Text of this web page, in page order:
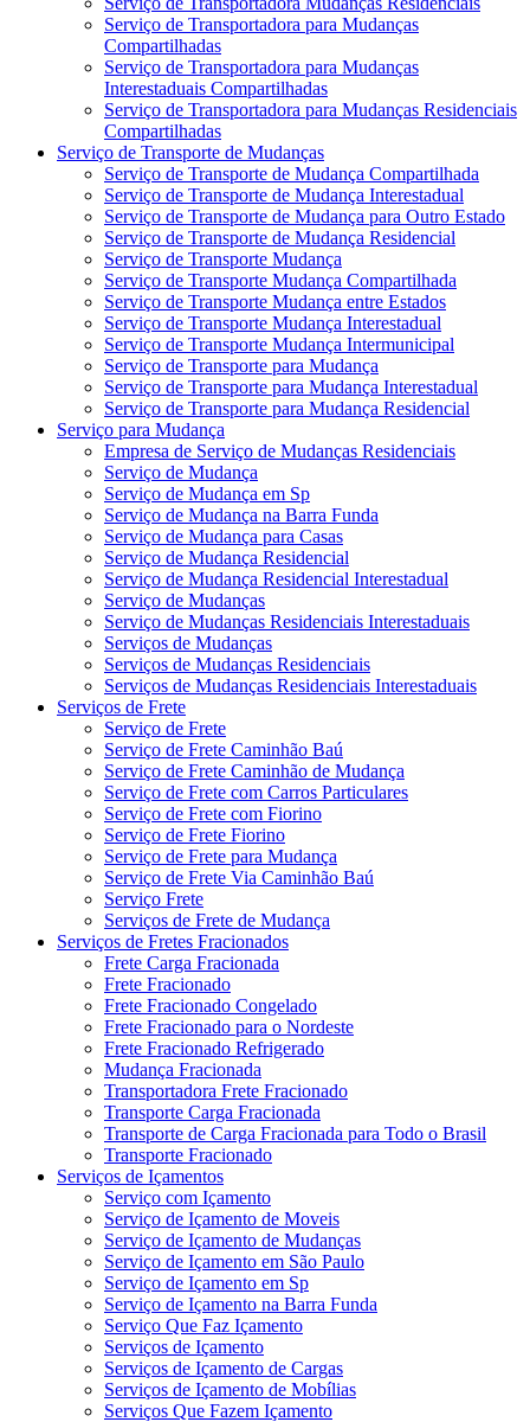
Serviço de Transportadora para Mudanças
Compartilhadas
Serviço de Transportadora para Mudanças
Interestaduais Compartilhadas
Serviço de Transportadora para Mudanças Residenciais
Compartilhadas
Serviço de Transporte de Mudanças
Serviço de Transporte de Mudança Compartilhada
Serviço de Transporte de Mudança Interestadual
Serviço de Transporte de Mudança para Outro Estado
Serviço de Transporte de Mudança Residencial
Serviço de Transporte Mudança
Serviço de Transporte Mudança Compartilhada
Serviço de Transporte Mudança entre Estados
Serviço de Transporte Mudança Interestadual
Serviço de Transporte Mudança Intermunicipal
Serviço de Transporte para Mudança
Serviço de Transporte para Mudança Interestadual
Serviço de Transporte para Mudança Residencial
Serviço para Mudança
Empresa de Serviço de Mudanças Residenciais
Serviço de Mudança
Serviço de Mudança em Sp
Serviço de Mudança na Barra Funda
Serviço de Mudança para Casas
Serviço de Mudança Residencial
Serviço de Mudança Residencial Interestadual
Serviço de Mudanças
Serviço de Mudanças Residenciais Interestaduais
Serviços de Mudanças
Serviços de Mudanças Residenciais
Serviços de Mudanças Residenciais Interestaduais
Serviços de Frete
Serviço de Frete
Serviço de Frete Caminhão Baú
Serviço de Frete Caminhão de Mudança
Serviço de Frete com Carros Particulares
Serviço de Frete com Fiorino
Serviço de Frete Fiorino
Serviço de Frete para Mudança
Serviço de Frete Via Caminhão Baú
Serviço Frete
Serviços de Frete de Mudança
Serviços de Fretes Fracionados
Frete Carga Fracionada
Frete Fracionado
Frete Fracionado Congelado
Frete Fracionado para o Nordeste
Frete Fracionado Refrigerado
Mudança Fracionada
Transportadora Frete Fracionado
Transporte Carga Fracionada
Transporte de Carga Fracionada para Todo o Brasil
Transporte Fracionado
Serviços de Içamentos
Serviço com Içamento
Serviço de Içamento de Moveis
Serviço de Içamento de Mudanças
Serviço de Içamento em São Paulo
Serviço de Içamento em Sp
Serviço de Içamento na Barra Funda
Serviço Que Faz Içamento
Serviços de Içamento
Serviços de Içamento de Cargas
Serviços de Içamento de Mobílias
Serviços Que Fazem Içamento